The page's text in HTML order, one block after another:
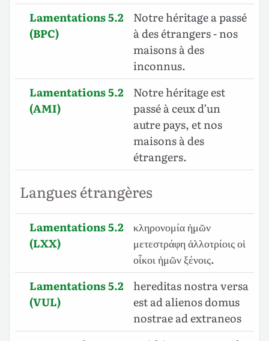
Lamentations 5.2
(BPC)
Notre héritage a passé
à des étrangers - nos
maisons à des
inconnus.
Lamentations 5.2
(AMI)
Notre héritage est
passé à ceux d’un
autre pays, et nos
maisons à des
étrangers.
Langues étrangères
Lamentations 5.2
(LXX)
κληρονομία ἡμῶν
μετεστράφη ἀλλοτρίοις οἱ
οἶκοι ἡμῶν ξένοις.
Lamentations 5.2
(VUL)
hereditas nostra versa
est ad alienos domus
nostrae ad extraneos